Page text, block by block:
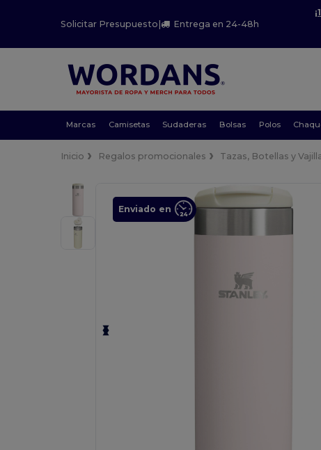
Solicitar Presupuesto | Entrega en 24-48h
Marcas Camisetas Sudaderas Bolsas Polos
Inicio Regalos promocionales Tazas, Botellas y
Enviado en